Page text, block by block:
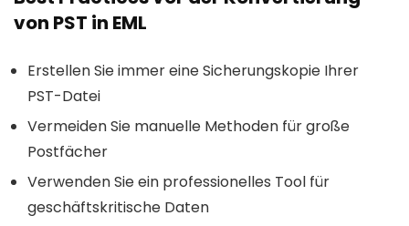
von PST in EML
Erstellen Sie immer eine Sicherungskopie Ihrer
PST-Datei
Vermeiden Sie manuelle Methoden für große
Postfächer
Verwenden Sie ein professionelles Tool für
geschäftskritische Daten